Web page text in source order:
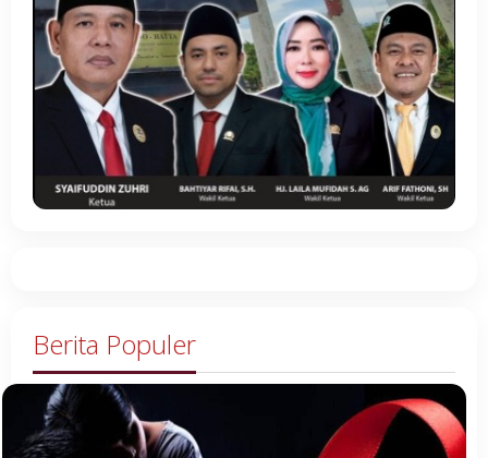
Berita Populer